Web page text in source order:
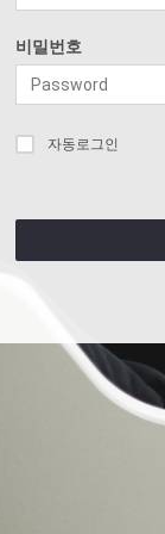
비밀번호
자동로그인